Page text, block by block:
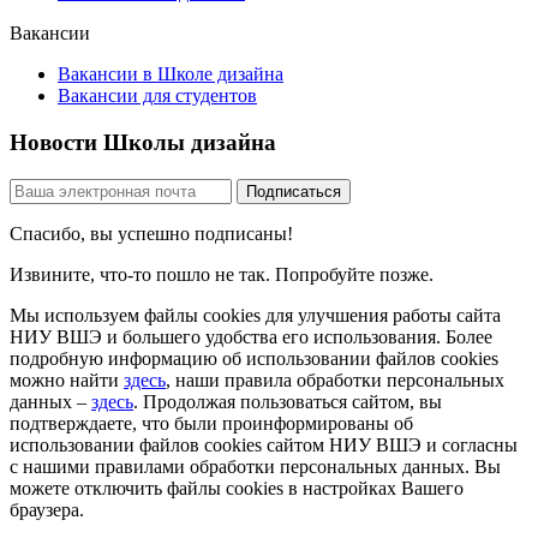
Вакансии
Вакансии в Школе дизайна
Вакансии для студентов
Новости Школы дизайна
Спасибо, вы успешно подписаны!
Извините, что-то пошло не так. Попробуйте позже.
Мы используем файлы cookies для улучшения работы сайта
НИУ ВШЭ и большего удобства его использования. Более
подробную информацию об использовании файлов cookies
можно найти здесь, наши правила обработки персональных
данных – здесь. Продолжая пользоваться сайтом, вы
подтверждаете, что были проинформированы об
использовании файлов cookies сайтом НИУ ВШЭ и согласны
с нашими правилами обработки персональных данных. Вы
можете отключить файлы cookies в настройках Вашего
браузера.